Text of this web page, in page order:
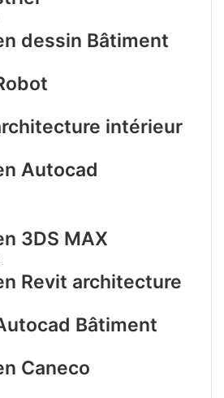
dessin Bâtiment
intérieur
Autocad
3DS MAX
Revit architecture
Bâtiment
Caneco